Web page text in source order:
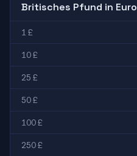
Britisches Pfund in Euro
1 £
10 £
25 £
50 £
100 £
250 £